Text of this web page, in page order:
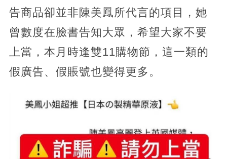
告商品卻並非陳美鳳所代言的項目，她
曾數度在臉書告知大眾，希望大家不要
上當，本月時逢雙11購物節，這一類的
假廣告、假賬號也變得更多。